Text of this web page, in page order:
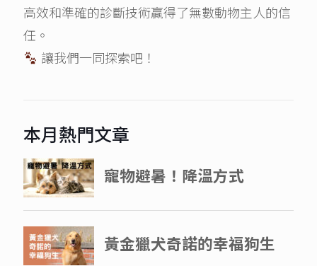
高效和準確的診斷技術贏得了無數動物主人的信
任。
讓我們一同探索吧！
本月熱門文章